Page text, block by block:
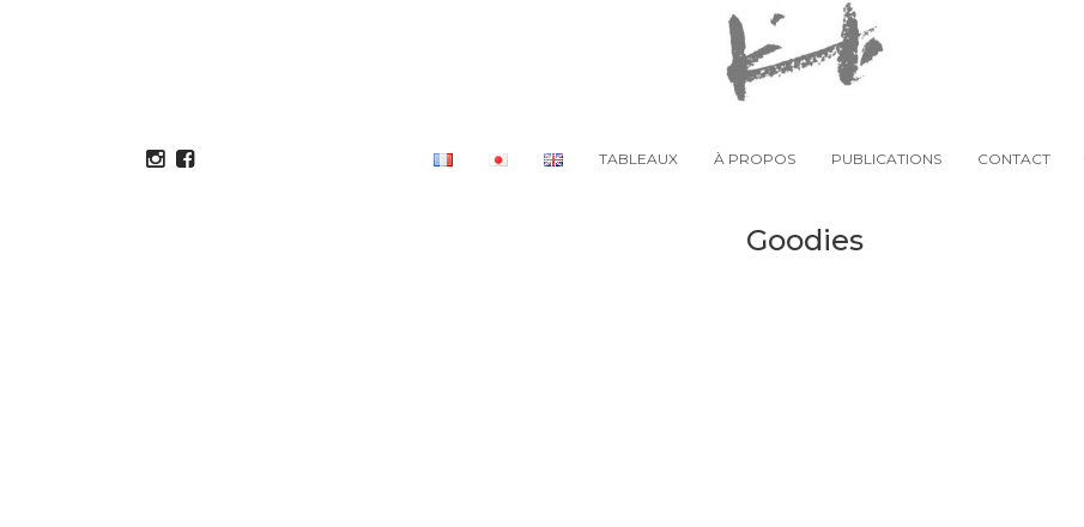
TABLEAUX À PROPOS PUBLICATIONS CONTACT
Goodies